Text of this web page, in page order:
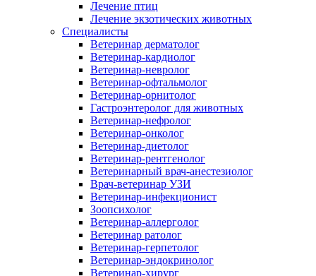
Лечение птиц
Лечение экзотических животных
Специалисты
Ветеринар дерматолог
Ветеринар-кардиолог
Ветеринар-невролог
Ветеринар-офтальмолог
Ветеринар-орнитолог
Гастроэнтеролог для животных
Ветеринар-нефролог
Ветеринар-онколог
Ветеринар-диетолог
Ветеринар-рентгенолог
Ветеринарный врач-анестезиолог
Врач-ветеринар УЗИ
Ветеринар-инфекционист
Зоопсихолог
Ветеринар-аллерголог
Ветеринар ратолог
Ветеринар-герпетолог
Ветеринар-эндокринолог
Ветеринар-хирург